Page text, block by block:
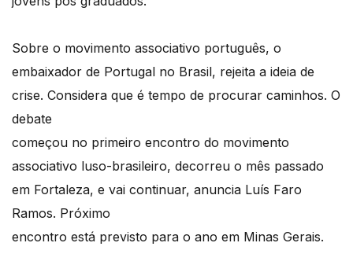
Sobre o movimento associativo português, o
embaixador de Portugal no Brasil, rejeita a ideia de
crise. Considera que é tempo de procurar caminhos. O
debate
começou no primeiro encontro do movimento
associativo luso-brasileiro, decorreu o mês passado
em Fortaleza, e vai continuar, anuncia Luís Faro
Ramos. Próximo
encontro está previsto para o ano em Minas Gerais.